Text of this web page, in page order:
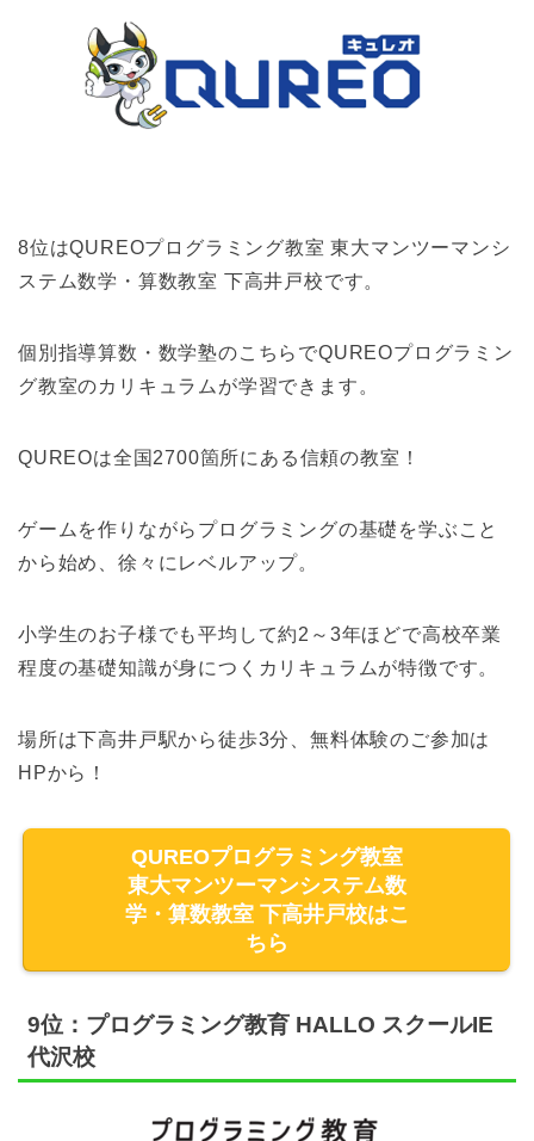
8位はQUREOプログラミング教室 東大マンツーマンシ
ステム数学・算数教室 下高井戸校です。
個別指導算数・数学塾のこちらでQUREOプログラミン
グ教室のカリキュラムが学習できます。
QUREOは全国2700箇所にある信頼の教室！
ゲームを作りながらプログラミングの基礎を学ぶこと
から始め、徐々にレベルアップ。
小学生のお子様でも平均して約2～3年ほどで高校卒業
程度の基礎知識が身につくカリキュラムが特徴です。
場所は下高井戸駅から徒歩3分、無料体験のご参加は
HPから！
QUREOプログラミング教室
東大マンツーマンシステム数
学・算数教室 下高井戸校はこ
ちら
9位：プログラミング教育 HALLO スクールIE
代沢校